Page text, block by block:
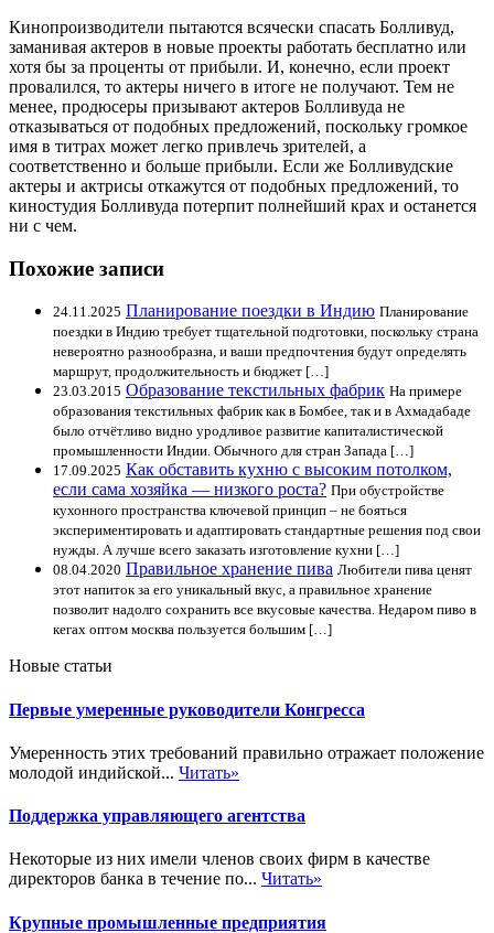
Кинопроизводители пытаются всячески спасать Болливуд,
заманивая актеров в новые проекты работать бесплатно или
хотя бы за проценты от прибыли. И, конечно, если проект
провалился, то актеры ничего в итоге не получают. Тем не
менее, продюсеры призывают актеров Болливуда не
отказываться от подобных предложений, поскольку громкое
имя в титрах может легко привлечь зрителей, а
соответственно и больше прибыли. Если же Болливудские
актеры и актрисы откажутся от подобных предложений, то
киностудия Болливуда потерпит полнейший крах и останется
ни с чем.
Похожие записи
24.11.2025 Планирование поездки в Индию Планирование
поездки в Индию требует тщательной подготовки, поскольку страна
невероятно разнообразна, и ваши предпочтения будут определять
маршрут, продолжительность и бюджет […]
23.03.2015 Образование текстильных фабрик На примере
образования текстильных фабрик как в Бомбее, так и в Ахмадабаде
было отчётливо видно уродливое развитие капиталистической
промышленности Индии. Обычного для стран Запада […]
17.09.2025 Как обставить кухню с высоким потолком,
если сама хозяйка — низкого роста? При обустройстве
кухонного пространства ключевой принцип – не бояться
экспериментировать и адаптировать стандартные решения под свои
нужды. А лучше всего заказать изготовление кухни […]
08.04.2020 Правильное хранение пива Любители пива ценят
этот напиток за его уникальный вкус, а правильное хранение
позволит надолго сохранить все вкусовые качества. Недаром пиво в
кегах оптом москва пользуется большим […]
Новые статьи
Первые умеренные руководители Конгресса
Умеренность этих требований правильно отражает положение
молодой индийской... Читать»
Поддержка управляющего агентства
Некоторые из них имели членов своих фирм в качестве
директоров банка в течение по... Читать»
Крупные промышленные предприятия